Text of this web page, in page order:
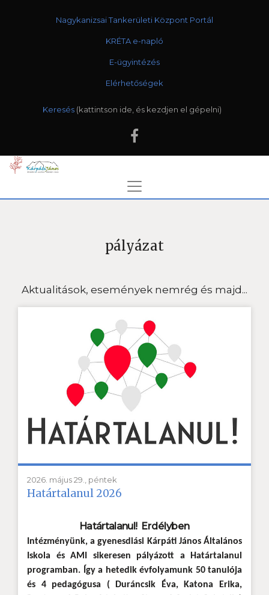
Nagykanizsai Tankerületi Központ Portál
KRÉTA e-napló
E-ügyintézés
Elérhetőségek
Keresés
pályázat
Aktualitások, események nemrég és majd...
2026. május 29., péntek
Határtalanul 2026
Határtalanul! Erdélyben
Intézményünk, a gyenesdiási Kárpáti János Általános
Iskola és AMI sikeresen pályázott a Határtalanul
programban. Így a hetedik évfolyamunk 50 tanulója
és 4 pedagógusa ( Duráncsik Éva, Katona Erika,